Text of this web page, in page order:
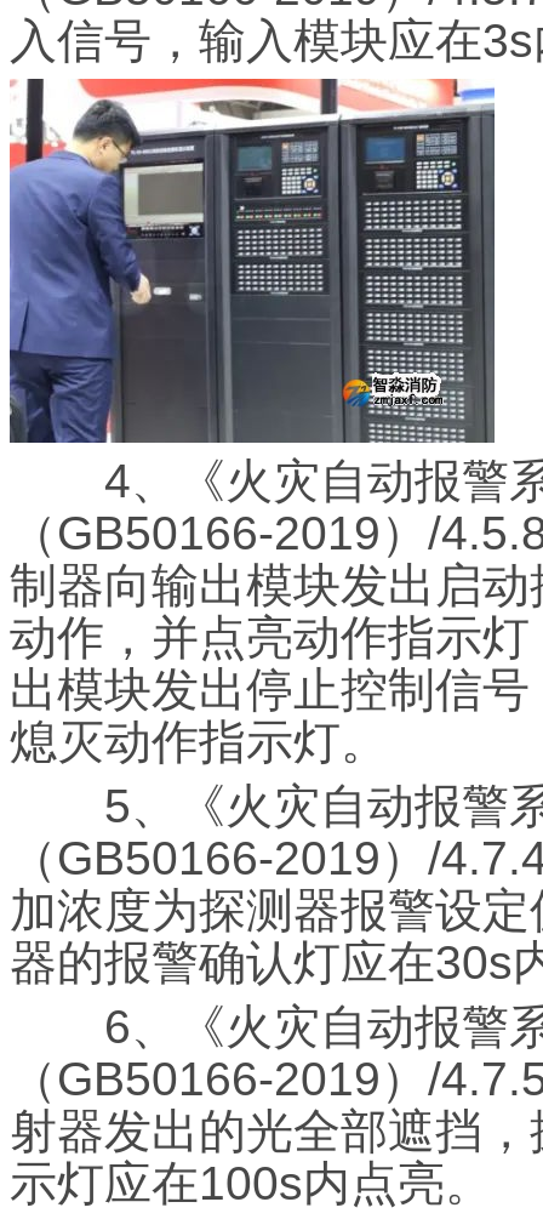
入信号，输入模块应在
4、《火灾自动报警
（GB50166-2019）/
制器向输出模块发出启
动作，并点亮动作指示
出模块发出停止控制信
熄灭动作指示灯。
5、《火灾自动报警
（GB50166-2019）/
加浓度为探测器报警设
器的报警确认灯应在30s
6、《火灾自动报警
（GB50166-2019）/
射器发出的光全部遮挡
示灯应在100s内点亮。